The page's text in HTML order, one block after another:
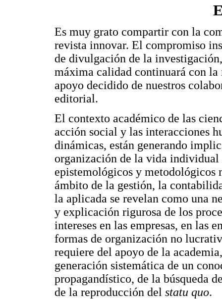
Es muy grato compartir con la
revista innovar. El compromiso
de divulgación de la
máxima calidad continuará con
apoyo decidido de nuestros
editorial.
El contexto académico de las
acción social y las interacciones
dinámicas, están generando
organización de la vida
epistemológicos y
ámbito de la gestión, la
la aplicada se revelan como una
y explicación rigurosa de los
intereses en las empresas, en las
formas de organización no
requiere del apoyo de la
generación sistemática de un
propagandístico, de la búsqueda
de la reproducción del statu quo.